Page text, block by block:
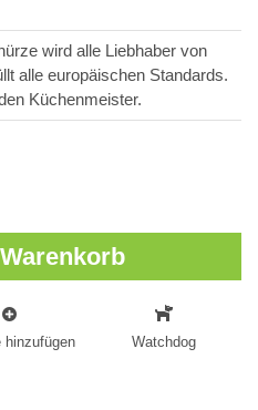
wird alle Liebhaber von
alle europäischen Standards.
Küchenmeister.
hinzufügen Watchdog